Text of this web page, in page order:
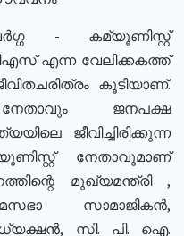
- കമ്യൂണിസ്റ്റ്
എന്ന വേലിക്കകത്ത്
കൂടിയാണ്.
ജനപക്ഷ
ജീവിച്ചിരിക്കുന്ന
നേതാവുമാണ്
മുഖ്യമന്ത്രി ,
സാമാജികൻ,
സി. പി. ഐ.